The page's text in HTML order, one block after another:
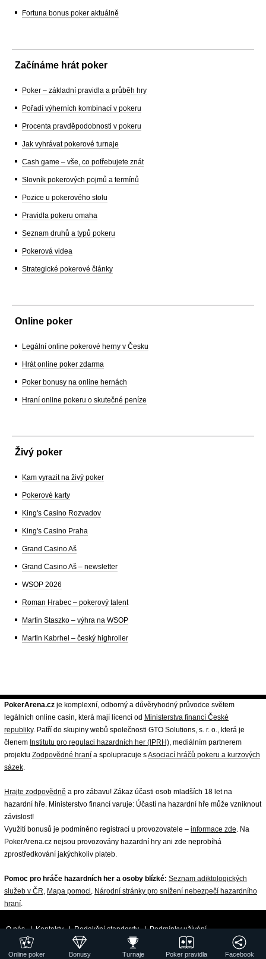
Fortuna bonus poker aktuálně
Začínáme hrát poker
Poker – základní pravidla a průběh hry
Pořadí výherních kombinací v pokeru
Procenta pravděpodobnosti v pokeru
Jak vyhrávat pokerové turnaje
Cash game – vše, co potřebujete znát
Slovník pokerových pojmů a termínů
Pozice u pokerového stolu
Pravidla pokeru omaha
Seznam druhů a typů pokeru
Pokerová videa
Strategické pokerové články
Online poker
Legální online pokerové herny v Česku
Hrát online poker zdarma
Poker bonusy na online hernách
Hraní online pokeru o skutečné peníze
Živý poker
Kam vyrazit na živý poker
Pokerové karty
King's Casino Rozvadov
King's Casino Praha
Grand Casino Aš
Grand Casino Aš – newsletter
WSOP 2026
Roman Hrabec – pokerový talent
Martin Staszko – výhra na WSOP
Martin Kabrhel – český highroller
PokerArena.cz je komplexní, odborný a důvěryhodný průvodce světem
legálních online casin, která mají licenci od Ministerstva financí České
republiky. Patří do skupiny webů společnosti GTO Solutions, s. r. o., která je
členem Institutu pro regulaci hazardních her (IPRH) , mediálním partnerem
projektu Zodpovědné hraní a spolupracuje sAsociací hráčů pokeru a kurzových
sázek
Hrajte zodpovědně a pro zábavu! Zákaz účasti osob mladších 18 let na
hazardní hře. Ministerstvo financí varuje: Účastí na hazardní hře může vzniknout
závislost!
Využití bonusů je podmíněno registrací u provozovatele – informace zde . Na
PokerArena.cz nejsou provozovány hazardní hry ani zde neprobíhá
zprostředkování jakýchkoliv plateb.
Pomoc pro hráče hazardních her a osoby blízké: Seznam adiktologických
služeb v ČR Mapa pomoci Národní stránky pro snížení nebezpečí hazardního
hraní
O nás|Kontakty|Redakční standardy|Podmínky užívání
Zpracování osobních údajů a cookies| 18+ Zodpovědné hraní
| ©
Online poker Bonusy Turnaje Poker pravidla Facebook